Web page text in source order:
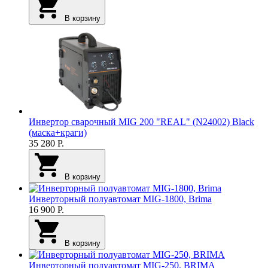
В корзину
Инвертор сварочный MIG 200 "REAL" (N24002) Black
(маска+краги)
35 280 Р.
В корзину
Инверторный полуавтомат MIG-1800, Brima
16 900 Р.
В корзину
Инверторный полуавтомат MIG-250, BRIMA